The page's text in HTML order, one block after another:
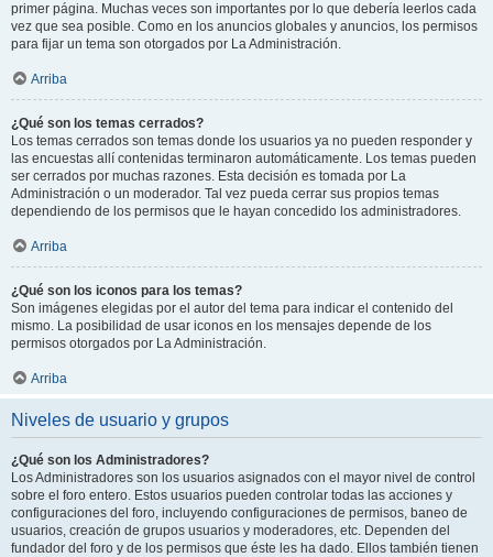
primer página. Muchas veces son importantes por lo que debería leerlos cada
vez que sea posible. Como en los anuncios globales y anuncios, los permisos
para fijar un tema son otorgados por La Administración.
Arriba
¿Qué son los temas cerrados?
Los temas cerrados son temas donde los usuarios ya no pueden responder y
las encuestas allí contenidas terminaron automáticamente. Los temas pueden
ser cerrados por muchas razones. Esta decisión es tomada por La
Administración o un moderador. Tal vez pueda cerrar sus propios temas
dependiendo de los permisos que le hayan concedido los administradores.
Arriba
¿Qué son los iconos para los temas?
Son imágenes elegidas por el autor del tema para indicar el contenido del
mismo. La posibilidad de usar iconos en los mensajes depende de los
permisos otorgados por La Administración.
Arriba
Niveles de usuario y grupos
¿Qué son los Administradores?
Los Administradores son los usuarios asignados con el mayor nivel de control
sobre el foro entero. Estos usuarios pueden controlar todas las acciones y
configuraciones del foro, incluyendo configuraciones de permisos, baneo de
usuarios, creación de grupos usuarios y moderadores, etc. Dependen del
fundador del foro y de los permisos que éste les ha dado. Ellos también tienen